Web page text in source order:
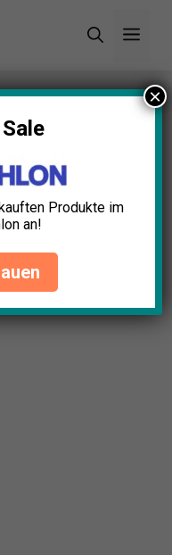
Test: Die 5
Produkte im
an!
×